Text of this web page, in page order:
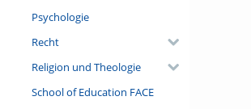
Psychologie
Recht
Religion und Theologie
School of Education FACE